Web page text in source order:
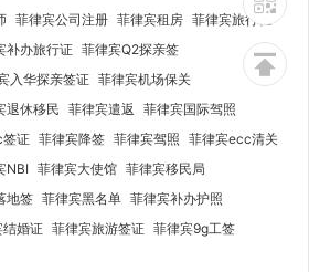
菲律宾公司注册 菲律宾租房 菲律宾旅行社
补办旅行证 菲律宾Q2探亲签
入华探亲签证 菲律宾机场保关
退休移民 菲律宾遣返 菲律宾国际驾照
证 菲律宾降签 菲律宾驾照 菲律宾ecc清关
NBI 菲律宾大使馆 菲律宾移民局
地签 菲律宾黑名单 菲律宾补办护照
结婚证 菲律宾旅游签证 菲律宾9g工签